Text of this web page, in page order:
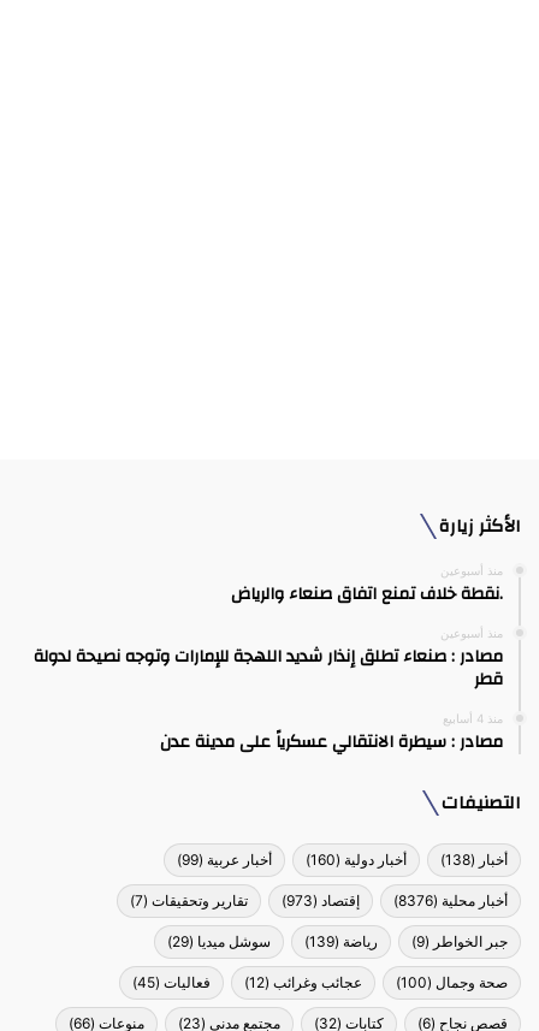
الأكثر زيارة
منذ أسبوعين
.نقطة خلاف تمنع اتفاق صنعاء والرياض
منذ أسبوعين
مصادر : صنعاء تطلق إنذار شديد اللهجة للإمارات وتوجه نصيحة لدولة
قطر
منذ 4 أسابيع
مصادر : سيطرة الانتقالي عسكرياً على مدينة عدن
التصنيفات
أخبار (138) أخبار دولية (160) أخبار عربية (99)
أخبار محلية (8376) إقتصاد (973) تقارير وتحقيقات (7)
جبر الخواطر (9) رياضة (139) سوشل ميديا (29)
صحة وجمال (100) عجائب وغرائب (12) فعاليات (45)
قصص نجاح (6) كتابات (32) مجتمع مدني (23) منوعات (66)